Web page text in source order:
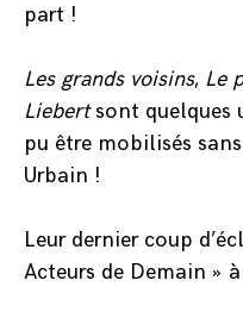
part !
Les grands voisins, Le
Liebertsont quelques
pu être mobilisés
Urbain !
Leur dernier coup
Acteurs de Demain »